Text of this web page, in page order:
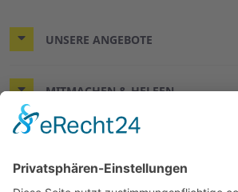
UNSERE ANGEBOTE
MITMACHEN & HELFEN